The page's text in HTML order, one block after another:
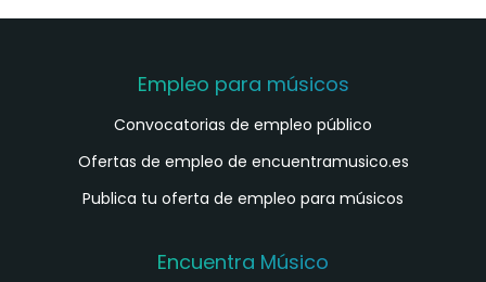
Empleo para músicos
Convocatorias de empleo público
Ofertas de empleo de encuentramusico.es
Publica tu oferta de empleo para músicos
Encuentra Músico